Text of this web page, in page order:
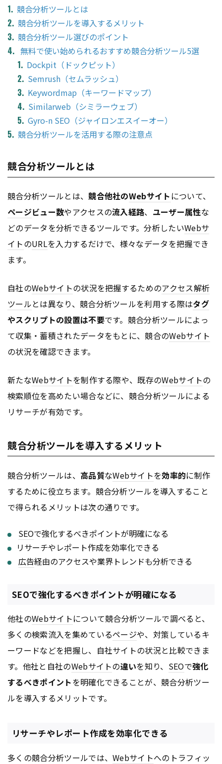
競合分析ツールとは
競合分析ツールを導入するメリット
競合分析ツール選びのポイント
無料で使い始められるおすすめ競合分析ツール5選
Dockpit（ドックピット）
Semrush（セムラッシュ）
Keywordmap（キーワードマップ）
Similarweb（シミラーウェブ）
Gyro-n SEO（ジャイロンエスイーオー）
競合分析ツールを活用する際の注意点
競合分析ツールとは
競合分析ツールとは、競合他社のWebサイト について、
ページビュー数やアクセスの流入経路、 ユーザー属性な
どのデータを分析できるツールです。分析したいWebサ
イトのURLを入力するだけで、様々なデータを把握でき
ます。
自社のWebサイトの状況を把握するためのアクセス解析
ツールとは異なり、競合分析ツールを利用する際はタグ
やスクリプトの設置は不要です。競合分析ツールによっ
て収集・蓄積されたデータをもとに、競合のWebサイト
の状況を確認できます。
新たなWebサイトを制作する際や、既存のWebサイトの
検索順位を高めたい場合などに、競合分析ツールによる
リサーチが有効です。
競合分析ツールを導入するメリット
競合分析ツールは、 高品質なWebサイトを効率的に制作
するために役立ちます。競合分析ツールを導入すること
で得られるメリットは次の通りです。
SEOで強化するべきポイントが明確になる
リサーチやレポート作成を効率化できる
広告経由のアクセスや業界トレンドも分析できる
SEOで強化するべきポイントが明確になる
他社のWebサイトについて競合分析ツールで調べると、
多くの検索流入を集めているページや、対策しているキ
ーワードなどを把握し、自社サイトの状況と比較できま
す。他社と自社のWebサイトの違いを知り、 SEOで強化
するべきポイントを明確化できることが、競合分析ツー
ルを導入するメリットです。
リサーチやレポート作成を効率化できる
多くの競合分析ツールでは、Webサイトへのトラフィッ